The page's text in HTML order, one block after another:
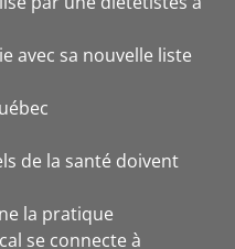
avec sa nouvelle liste
de la santé doivent
la pratique
se connecte à